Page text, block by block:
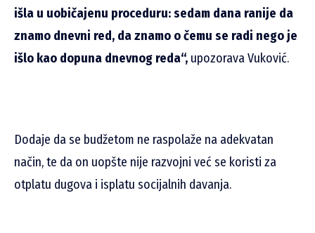
išla u uobičajenu proceduru: sedam dana ranije da
znamo dnevni red, da znamo o čemu se radi nego je
išlo kao dopuna dnevnog reda“, upozorava Vuković.
Dodaje da se budžetom ne raspolaže na adekvatan
način, te da on uopšte nije razvojni već se koristi za
otplatu dugova i isplatu socijalnih davanja.